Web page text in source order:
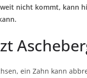
nicht kommt, kann
ein Zahn kann